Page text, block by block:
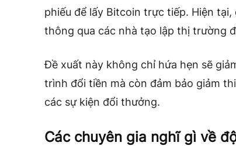
phiếu để lấy Bitcoin trực tiếp. Hiện
thông qua các nhà tạo lập thị trường
Đề xuất này không chỉ hứa hẹn sẽ
trình đổi tiền mà còn đảm bảo giảm
các sự kiện đổi thưởng.
Các chuyên gia nghĩ gì về